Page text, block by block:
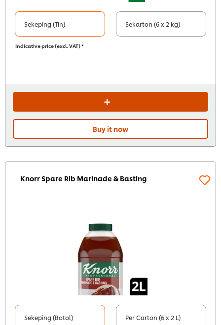
Sekeping (Tin) Sekarton (6 x 2 kg)
Indicative price (excl. VAT) *
Buy it now
Knorr Spare Rib Marinade & Basting
Sekeping (Botol) Per Carton (6 x 2 L)